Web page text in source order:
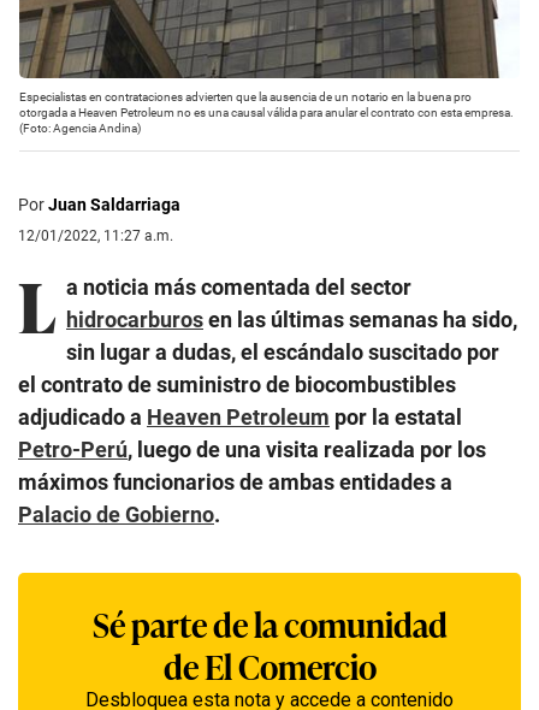
Especialistas en contrataciones advierten que la ausencia de un notario en la buena pro
otorgada a Heaven Petroleum no es una causal válida para anular el contrato con esta empresa.
(Foto: Agencia Andina)
PorJuan Saldarriaga
12/01/2022, 11:27 a.m.
L a noticia más comentada del sector
hidrocarburosen las últimas semanas ha sido,
sin lugar a dudas, el escándalo suscitado por
el contrato de suministro de biocombustibles
adjudicado a Heaven Petroleum por la estatal
Petro-Perú, luego de una visita realizada por los
máximos funcionarios de ambas entidades a
Palacio de Gobierno.